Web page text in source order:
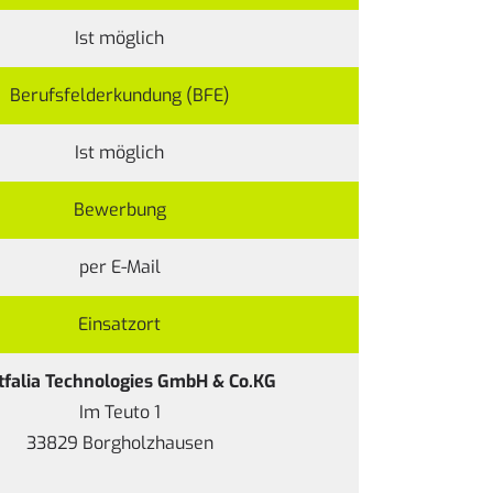
Ist möglich
Berufsfelderkundung (BFE)
Ist möglich
Bewerbung
per E-Mail
Einsatzort
Technologies GmbH & Co.KG
Im Teuto 1
33829 Borgholzhausen